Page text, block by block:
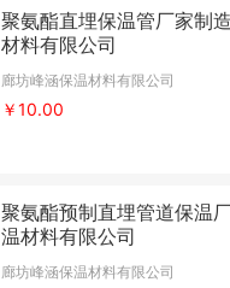
聚氨酯直埋保温管厂家制
材料有限公司
廊坊峰涵保温材料有限公司
￥10.00
聚氨酯预制直埋管道保温
温材料有限公司
廊坊峰涵保温材料有限公司